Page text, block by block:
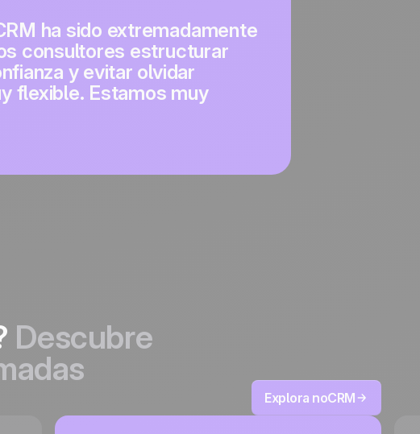
ha sido extremadamente
consultores estructurar
y evitar olvidar
flexible. Estamos muy
Descubre
Explora noCRM